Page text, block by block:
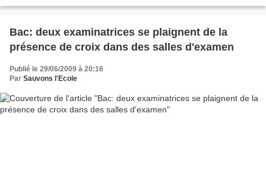
Bac: deux examinatrices se plaignent de la
présence de croix dans des salles d'examen
Publié le 29/06/2009 à 20:16
Par Sauvons l'Ecole